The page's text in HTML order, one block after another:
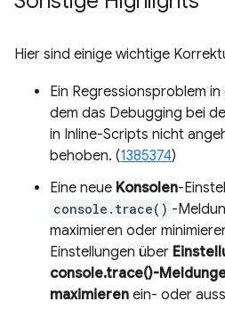
Hier sind einige wichtige
Ein Regressionsproblem
dem das Debugging bei
in Inline-Scripts nicht
behoben. (1385374)
Eine neue Konsolen-
console.trace() -
maximieren oder
Einstellungen über
console.trace()-
maximieren ein- oder